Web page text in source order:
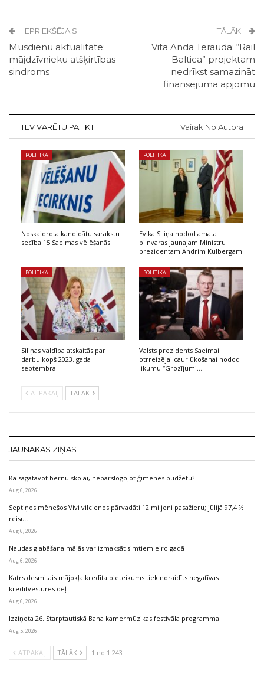
IEPRIEKŠĒJAIS
Mūsdienu aktualitāte:
mājdzīvnieku atšķirtības
sindroms
TĀLĀK
Vita Anda Tērauda: “Rail
Baltica” projektam
nedrīkst samazināt
finansējuma apjomu
TEV VARĒTU PATIKT Vairāk No Autora
POLITIKA
Noskaidrota kandidātu sarakstu
secība 15.Saeimas vēlēšanās
POLITIKA
Evika Siliņa nodod amata
pilnvaras jaunajam Ministru
prezidentam Andrim Kulbergam
POLITIKA
Siliņas valdība atskaitās par
darbu kopš 2023. gada
septembra
POLITIKA
Valsts prezidents Saeimai
otrreizējai caurlūkošanai nodod
likumu “Grozījumi…
ATPAKAĻ TĀLĀK
JAUNĀKĀS ZIŅAS
Kā sagatavot bērnu skolai, nepārslogojot ģimenes budžetu?
Aug 6, 2026
Septiņos mēnešos Vivi vilcienos pārvadāti 12 miljoni pasažieru; jūlijā 97,4 %
reisu…
Aug 6, 2026
Naudas glabāšana mājās var izmaksāt simtiem eiro gadā
Aug 6, 2026
Katrs desmitais mājokļa kredīta pieteikums tiek noraidīts negatīvas
kredītvēstures dēļ
Aug 6, 2026
Izziņota 26. Starptautiskā Baha kamermūzikas festivāla programma
Aug 5, 2026
ATPAKAĻ TĀLĀK 1 no 1 243